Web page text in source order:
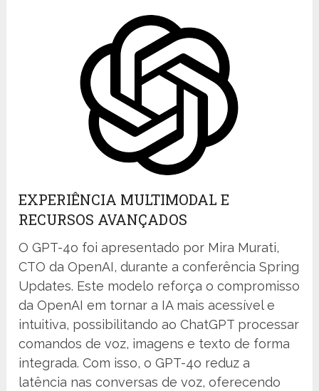
EXPERIÊNCIA MULTIMODAL E
RECURSOS AVANÇADOS
O GPT-4o foi apresentado por Mira Murati,
CTO da OpenAI, durante a conferência Spring
Updates. Este modelo reforça o compromisso
da OpenAI em tornar a IA mais acessível e
intuitiva, possibilitando ao ChatGPT processar
comandos de voz, imagens e texto de forma
integrada. Com isso, o GPT-4o reduz a
latência nas conversas de voz, oferecendo